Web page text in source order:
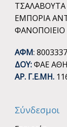
ΤΣΑΛΑΒΟΥΤΑ
ΕΜΠΟΡΙΑ
ΦΑΝΟΠΟΙΕΙΟ
ΑΦΜ:
ΔΟΥ:ΦΑΕ
ΑΡ. Γ.Ε.ΜΗ.
Σύνδεσμοι